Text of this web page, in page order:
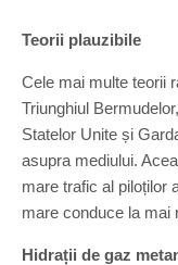
Teorii plauzibile
Cele mai multe teorii
Triunghiul
Statelor Unite și
asupra mediului.
mare trafic al piloților
mare conduce la mai
Hidrații de gaz